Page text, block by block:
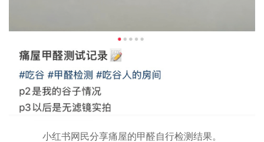
小红书网民分享痛屋的甲醛自行检测结果。